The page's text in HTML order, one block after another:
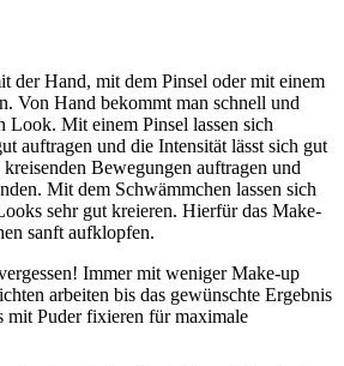
der Hand, mit dem Pinsel oder mit einem
Von Hand bekommt man schnell und
Look. Mit einem Pinsel lassen sich
auftragen und die Intensität lässt sich gut
Bewegungen auftragen und
Mit dem Schwämmchen lassen sich
sehr gut kreieren. Hierfür das Make-
sanft aufklopfen.
Immer mit weniger Make-up
arbeiten bis das gewünschte Ergebnis
mit Puder fixieren für maximale